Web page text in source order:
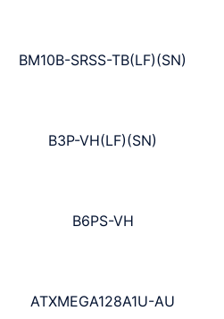
BM10B-SRSS-TB(LF)(SN)
B3P-VH(LF)(SN)
B6PS-VH
ATXMEGA128A1U-AU